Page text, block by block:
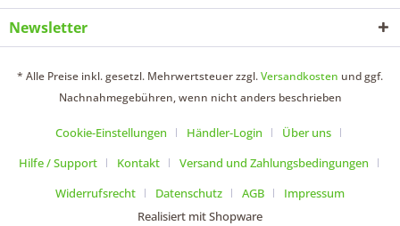
Newsletter
* Alle Preise inkl. gesetzl. Mehrwertsteuer zzgl.Versandkosten und ggf.
Nachnahmegebühren, wenn nicht anders beschrieben
Cookie-Einstellungen Händler-Login
Über uns
Hilfe / Support
Kontakt
Versand und Zahlungsbedingungen
Widerrufsrecht
Datenschutz AGB
Impressum
Realisiert mit Shopware